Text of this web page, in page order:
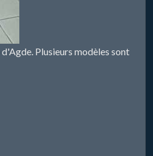
Plusieurs modèles sont